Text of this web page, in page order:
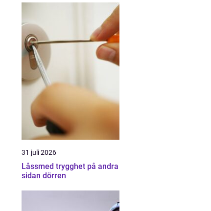
31 juli 2026
Låssmed trygghet på andra
sidan dörren